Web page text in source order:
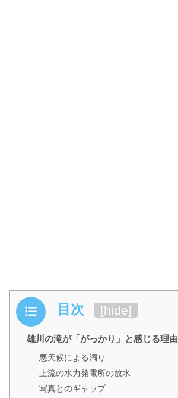
目次 [hide]
雄川の滝が「がっかり」と感じる理由
悪天候による濁り
上流の水力発電所の放水
写真とのギャップ